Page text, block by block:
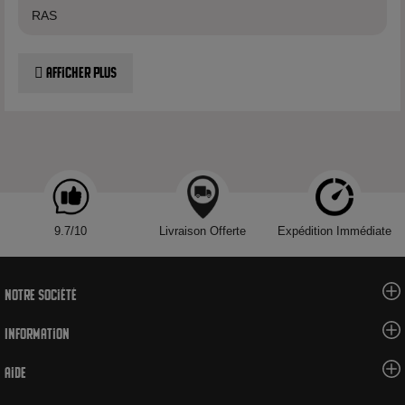
RAS
Afficher plus
9.7/10 Livraison Offerte Expédition Immédiate
Notre société
Information
Aide